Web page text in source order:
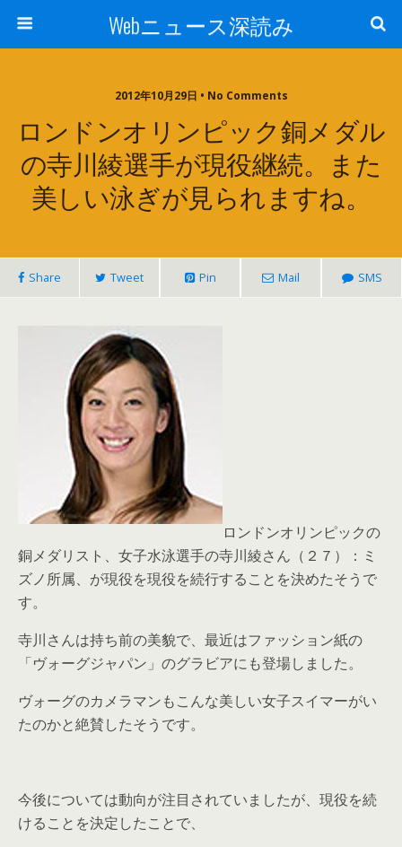
Webニュース深読み
2012年10月29日 • No Comments
ロンドンオリンピック銅メダル
の寺川綾選手が現役継続。また
美しい泳ぎが見られますね。
Share Tweet Pin Mail SMS
ロンドンオリンピックの
銅メダリスト、女子水泳選手の寺川綾さん（２７）：ミ
ズノ所属、が現役を現役を続行することを決めたそうで
す。
寺川さんは持ち前の美貌で、最近はファッション紙の
「ヴォーグジャパン」のグラビアにも登場しました。
ヴォーグのカメラマンもこんな美しい女子スイマーがい
たのかと絶賛したそうです。
今後については動向が注目されていましたが、現役を続
けることを決定したことで、